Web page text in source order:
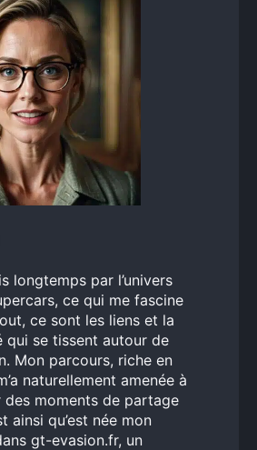
longtemps par l’univers
ce qui me fascine
ce sont les liens et la
qui se tissent autour de
Mon parcours, riche en
naturellement amenée à
moments de partage
ainsi qu’est née mon
gt-evasion.fr, un